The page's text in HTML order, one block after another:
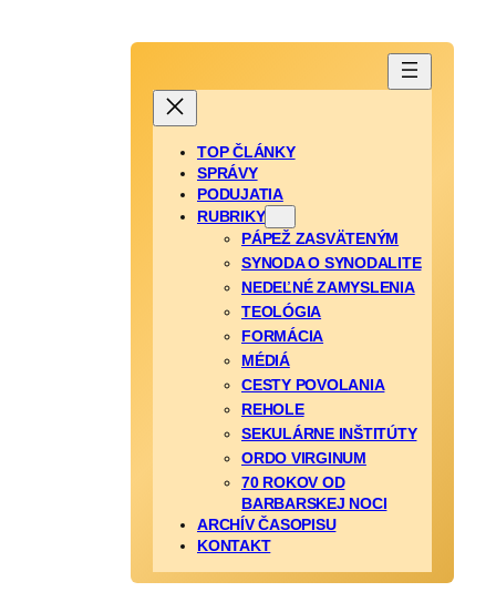
TOP ČLÁNKY
SPRÁVY
PODUJATIA
RUBRIKY
PÁPEŽ ZASVÄTENÝM
SYNODA O SYNODALITE
NEDEĽNÉ ZAMYSLENIA
TEOLÓGIA
FORMÁCIA
MÉDIÁ
CESTY POVOLANIA
REHOLE
SEKULÁRNE INŠTITÚTY
ORDO VIRGINUM
70 ROKOV OD
BARBARSKEJ NOCI
ARCHÍV ČASOPISU
KONTAKT